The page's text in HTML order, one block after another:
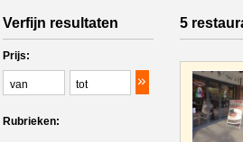
Verfijn resultaten
Prijs:
Rubrieken:
5